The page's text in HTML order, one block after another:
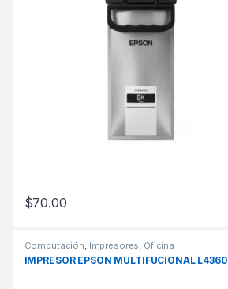
$70.00
Computación, Impresores, Oficina
IMPRESOR EPSON MULTIFUCIONAL L4360